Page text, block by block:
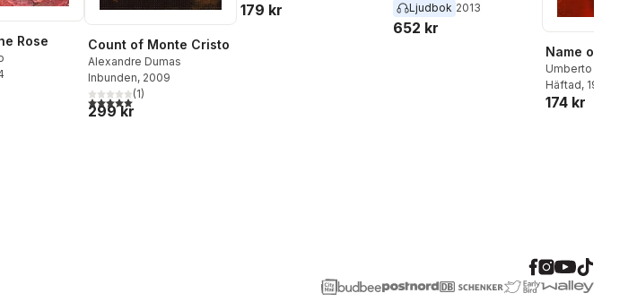
Rose
Totalt antal röster:
Count of Monte Cristo
Alexandre Dumas
Inbunden, 2009
5,0utav 5 stjärnor. Totalt antal röster:
(1)
299 kr
179 kr
Ljudbok 2013
652 kr
Name of the
Umberto Eco
Häftad, 1992
174 kr